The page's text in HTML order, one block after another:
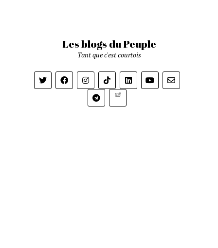
Les blogs du Peuple
Tant que c'est courtois